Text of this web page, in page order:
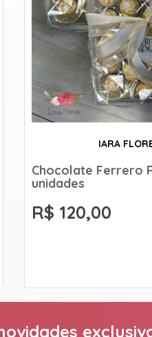
IARA
Chocolate Ferrero
unidades
R$ 120,00